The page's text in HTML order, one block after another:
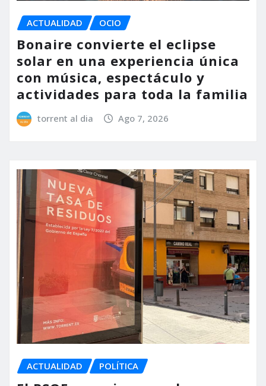
ACTUALIDAD OCIO
Bonaire convierte el eclipse
solar en una experiencia única
con música, espectáculo y
actividades para toda la familia
torrent al dia Ago 7, 2026
ACTUALIDAD POLÍTICA